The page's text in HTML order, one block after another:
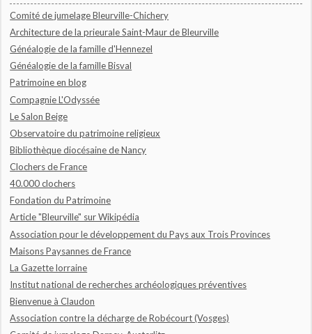
Comité de jumelage Bleurville-Chichery
Architecture de la prieurale Saint-Maur de Bleurville
Généalogie de la famille d'Hennezel
Généalogie de la famille Bisval
Patrimoine en blog
Compagnie L'Odyssée
Le Salon Beige
Observatoire du patrimoine religieux
Bibliothèque diocésaine de Nancy
Clochers de France
40.000 clochers
Fondation du Patrimoine
Article "Bleurville" sur Wikipédia
Association pour le développement du Pays aux Trois Provinces
Maisons Paysannes de France
La Gazette lorraine
Institut national de recherches archéologiques préventives
Bienvenue à Claudon
Association contre la décharge de Robécourt (Vosges)